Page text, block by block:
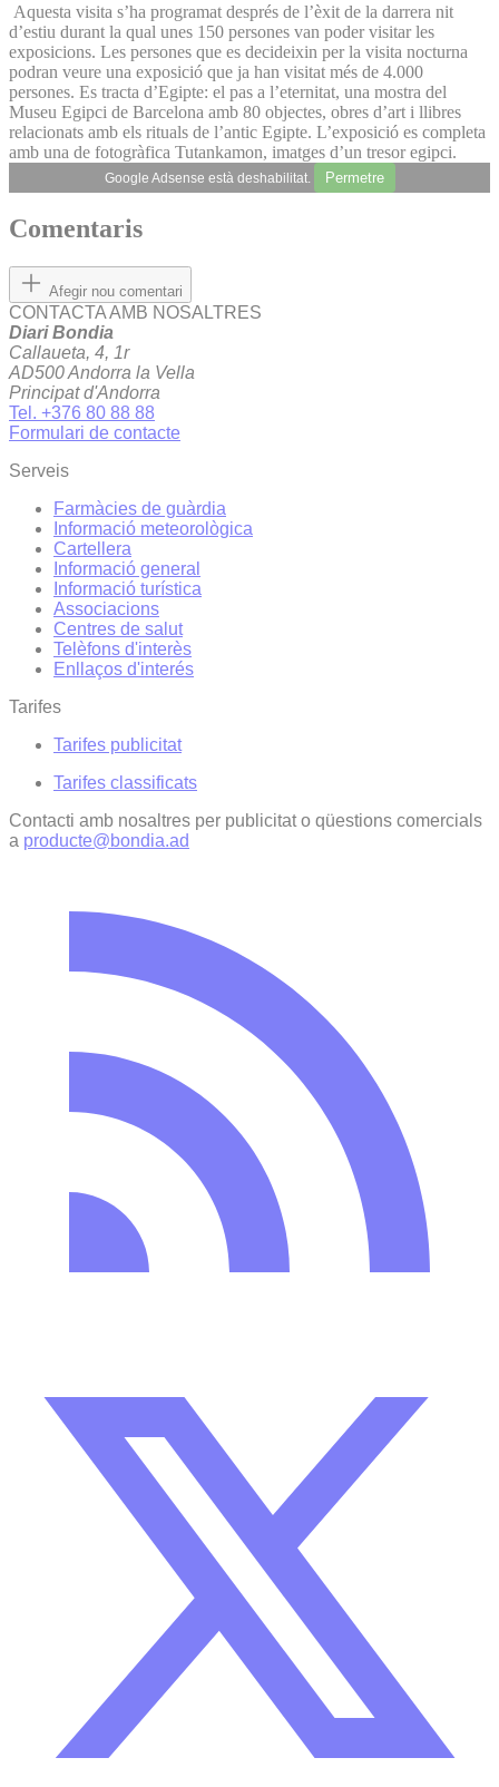
Aquesta visita s’ha programat després de l’èxit de la darrera nit
d’estiu durant la qual unes 150 persones van poder visitar les
exposicions. Les persones que es decideixin per la visita nocturna
podran veure una exposició que ja han visitat més de 4.000
persones. Es tracta d’Egipte: el pas a l’eternitat, una mostra del
Museu Egipci de Barcelona amb 80 objectes, obres d’art i llibres
relacionats amb els rituals de l’antic Egipte. L’exposició es completa
amb una de fotogràfica Tutankamon, imatges d’un tresor egipci.
Google Adsense està deshabilitat. Permetre
Comentaris
Afegir nou comentari
CONTACTA AMB NOSALTRES
Diari Bondia
Callaueta, 4, 1r
AD500 Andorra la Vella
Principat d'Andorra
Tel. +376 80 88 88
Formulari de contacte
Serveis
Farmàcies de guàrdia
Informació meteorològica
Cartellera
Informació general
Informació turística
Associacions
Centres de salut
Telèfons d'interès
Enllaços d'interés
Tarifes
Tarifes publicitat
Tarifes classificats
Contacti amb nosaltres per publicitat o qüestions comercials
a producte@bondia.ad